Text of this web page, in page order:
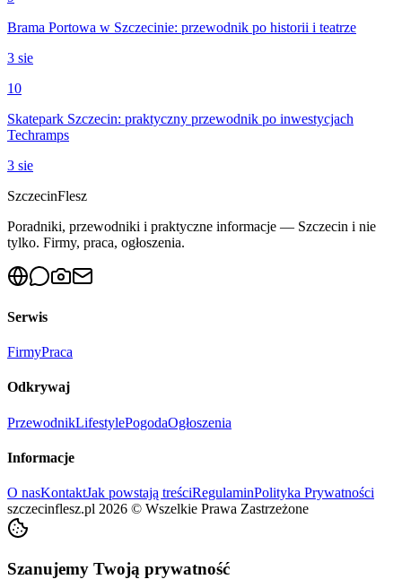
Brama Portowa w Szczecinie: przewodnik po historii i teatrze
3 sie
10
Skatepark Szczecin: praktyczny przewodnik po inwestycjach
Techramps
3 sie
SzczecinFlesz
Poradniki, przewodniki i praktyczne informacje — Szczecin i nie
tylko. Firmy, praca, ogłoszenia.
Serwis
FirmyPraca
Odkrywaj
PrzewodnikLifestylePogodaOgłoszenia
Informacje
O nasKontaktJak powstają treściRegulaminPolityka Prywatności
szczecinflesz.pl 2026 © Wszelkie Prawa Zastrzeżone
Szanujemy Twoją prywatność